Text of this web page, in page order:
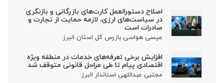
اصلاح دستورالعمل کارت‌های بازرگانی و بازنگری
در سیاست‌های ارزی، لازمه حمایت از تجارت و
صادرات است
عیسی هواسی بازرس کل استان البرز:
افزایش برخی تعرفه‌های خدمات در منطقه ویژه
اقتصادی پیام تا طی مراحل قانونی متوقف شد
مجتبی عبداللهی استاندار البرز: